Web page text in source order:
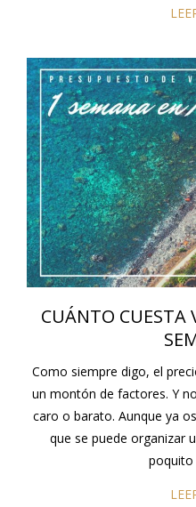
CUÁNTO CUESTA
Como siempre digo, el
un montón de factores. Y
caro o barato. Aunque ya
que se puede organizar
poquito